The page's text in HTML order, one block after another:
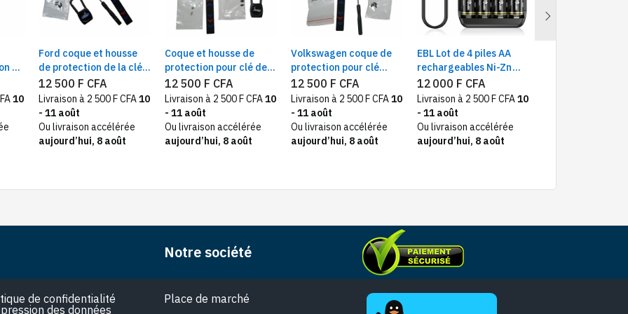
de
10
Ford coque et housse
de protection de la clé
commande
12 500 F CFA
Livraison à 2 500 F CFA10
- 11 août
Ou livraison accélérée
aujourd’hui, 8 août
Coque et housse de
protection pour clé de
commande de voiture
de marque JEEP
12 500 F CFA
Livraison à 2 500 F CFA10
- 11 août
Ou livraison accélérée
aujourd’hui, 8 août
Volkswagen coque de
protection pour clé
commande de voiture |
Housse en silicone
12 500 F CFA
Livraison à 2 500 F CFA10
- 11 août
Ou livraison accélérée
aujourd’hui, 8 août
EBL Lot de 4 piles AA
rechargeables Ni-Zn
3000 mWh avec
chargeur de batterie
Ni-Zn/Ni-MH | Batterie
AA 1,6 V haute
performance
12 000 F CFA
Livraison à 2 500 F CFA10
- 11 août
Ou livraison accélérée
aujourd’hui, 8 août
Next
Notre société
de confidentialité
des données
Place de marché